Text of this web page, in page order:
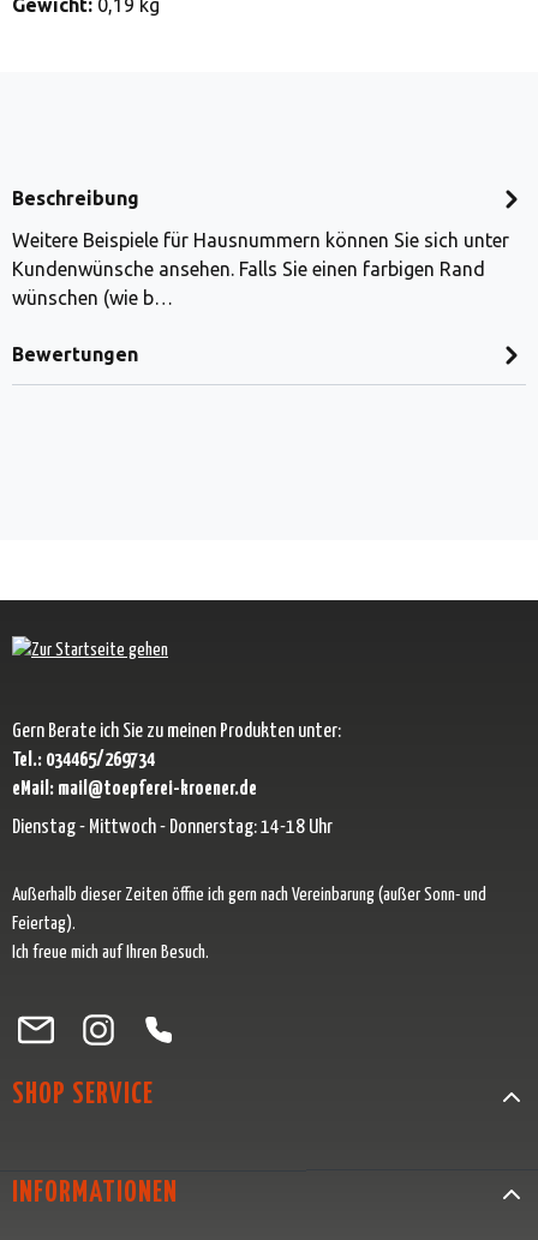
Gewicht: 0,19 kg
Beschreibung
Weitere Beispiele für Hausnummern können Sie sich unter
Kundenwünsche ansehen. Falls Sie einen farbigen Rand
wünschen (wie b…
Bewertungen
Gern Berate ich Sie zu meinen Produkten unter:
Tel.: 034465/269734
eMail: mail@toepferei-kroener.de
Dienstag - Mittwoch - Donnerstag: 14-18 Uhr
Außerhalb dieser Zeiten öffne ich gern nach Vereinbarung (außer Sonn- und
Feiertag).
Ich freue mich auf Ihren Besuch.
Besuche uns auf Facebook – öffnet in neuem Tab (externer Link)
Schau auf Instagram vorbei – öffnet in neuem Tab (externer Link)
Lass dich auf Pinterest inspirieren – öffnet in neuem Tab
Folge uns auf X – öffnet in neuem Tab (externer Link)
SHOP SERVICE
INFORMATIONEN